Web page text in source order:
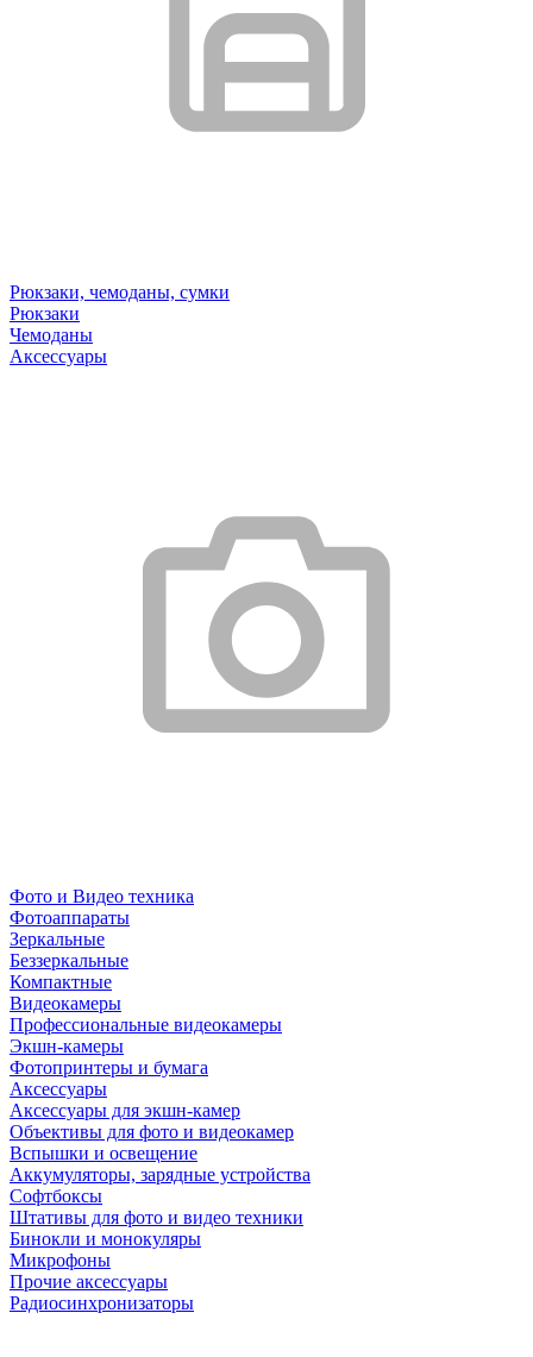
Рюкзаки, чемоданы, сумки
Рюкзаки
Чемоданы
Аксессуары
Фото и Видео техника
Фотоаппараты
Зеркальные
Беззеркальные
Компактные
Видеокамеры
Профессиональные видеокамеры
Экшн-камеры
Фотопринтеры и бумага
Аксессуары
Аксессуары для экшн-камер
Объективы для фото и видеокамер
Вспышки и освещение
Аккумуляторы, зарядные устройства
Софтбоксы
Штативы для фото и видео техники
Бинокли и монокуляры
Микрофоны
Прочие аксессуары
Радиосинхронизаторы